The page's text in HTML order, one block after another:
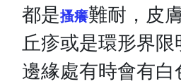
都是搔癢難耐，皮
丘疹或是環形界限
邊緣處有時會有白